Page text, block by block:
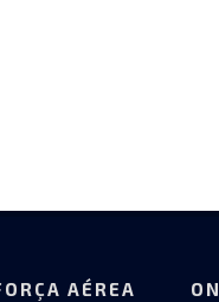
AÉREA